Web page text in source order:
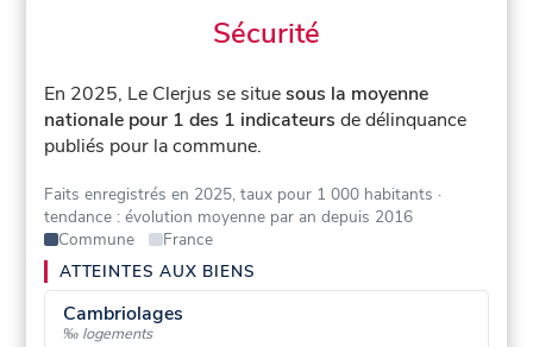
Sécurité
En 2025, Le Clerjus se situesous la moyenne
nationale pour 1 des 1 indicateurs de délinquance
publiés pour la commune.
Faits enregistrés en 2025, taux pour 1 000 habitants ·
tendance : évolution moyenne par an depuis 2016
Commune
France
ATTEINTES AUX BIENS
Cambriolages
‰ logements